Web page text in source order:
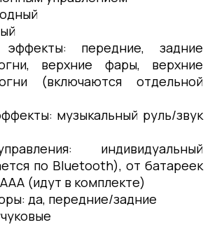
эффекты: передние, задние
верхние фары, верхние
(включаются отдельной
музыкальный руль/звук
индивидуальный
по Bluetooth), от батареек
(идут в комплекте)
да, передние/задние